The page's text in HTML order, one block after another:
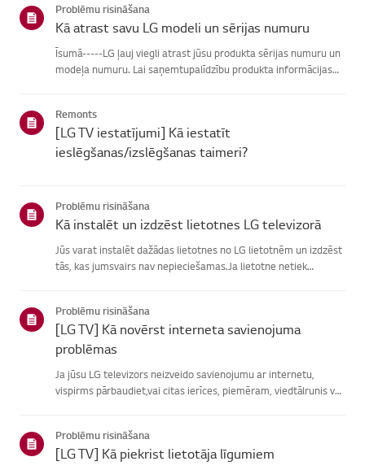
Problēmu risināšana
Kā atrast savu LG modeli un sērijas numuru
Īsumā-----LG ļauj viegli atrast jūsu produkta sērijas numuru un
modeļa numuru. Lai saņemtupalīdzību produkta informācijas
Remonts
[LG TV iestatījumi] Kā iestatīt
ieslēgšanas/izslēgšanas taimeri?
Problēmu risināšana
Kā instalēt un izdzēst lietotnes LG televizorā
Jūs varat instalēt dažādas lietotnes no LG lietotnēm un izdzēst
tās, kas jumsvairs nav nepieciešamas.Ja lietotne netiek
Problēmu risināšana
[LG TV] Kā novērst interneta savienojuma
problēmas
Ja jūsu LG televizors neizveido savienojumu ar internetu,
vispirms pārbaudiet,vai citas ierīces, piemēram, viedtālrunis vai
Problēmu risināšana
[LG TV] Kā piekrist lietotāja līgumiem